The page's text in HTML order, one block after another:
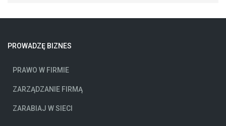
PROWADZĘ BIZNES
PRAWO W FIRMIE
ZARZĄDZANIE FIRMĄ
ZARABIAJ W SIECI